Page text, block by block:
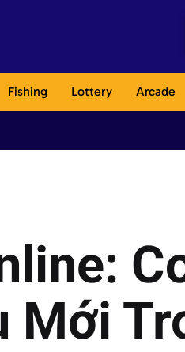
Fishing Lottery Arcade
Mới